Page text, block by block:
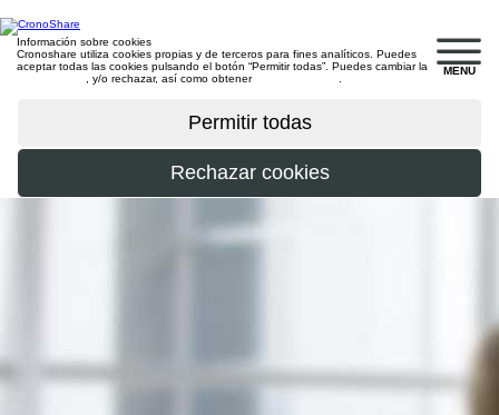
MENU
Información sobre cookies
Cronoshare utiliza cookies propias y de terceros para fines analíticos. Puedes
aceptar todas las cookies pulsando el botón “Permitir todas”. Puedes cambiar la
, y/o rechazar, así como obtener